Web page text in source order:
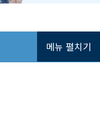
메뉴 펼치기